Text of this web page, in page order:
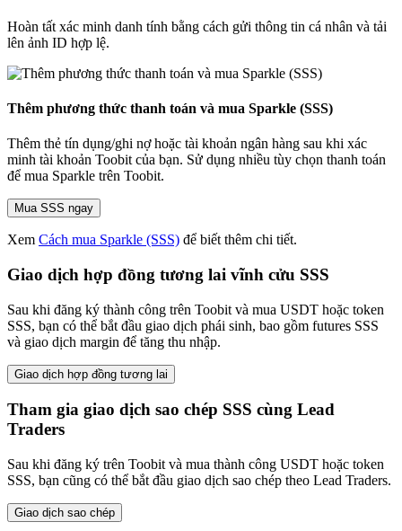
Hoàn tất xác minh danh tính bằng cách gửi thông tin cá nhân và tải
lên ảnh ID hợp lệ.
Thêm phương thức thanh toán và mua Sparkle (SSS)
Thêm thẻ tín dụng/ghi nợ hoặc tài khoản ngân hàng sau khi xác
minh tài khoản Toobit của bạn. Sử dụng nhiều tùy chọn thanh toán
để mua Sparkle trên Toobit.
Mua SSS ngay
Xem Cách mua Sparkle (SSS) để biết thêm chi tiết.
Giao dịch hợp đồng tương lai vĩnh cửu SSS
Sau khi đăng ký thành công trên Toobit và mua USDT hoặc token
SSS, bạn có thể bắt đầu giao dịch phái sinh, bao gồm futures SSS
và giao dịch margin để tăng thu nhập.
Giao dịch hợp đồng tương lai
Tham gia giao dịch sao chép SSS cùng Lead
Traders
Sau khi đăng ký trên Toobit và mua thành công USDT hoặc token
SSS, bạn cũng có thể bắt đầu giao dịch sao chép theo Lead Traders.
Giao dịch sao chép